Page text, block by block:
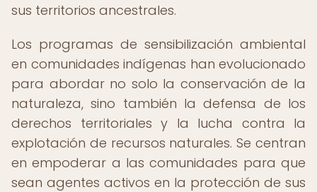
sus territorios ancestrales.
Los programas de sensibilización ambiental
en comunidades indígenas han evolucionado
para abordar no solo la conservación de la
naturaleza, sino también la defensa de los
derechos territoriales y la lucha contra la
explotación de recursos naturales. Se centran
en empoderar a las comunidades para que
sean agentes activos en la protección de sus